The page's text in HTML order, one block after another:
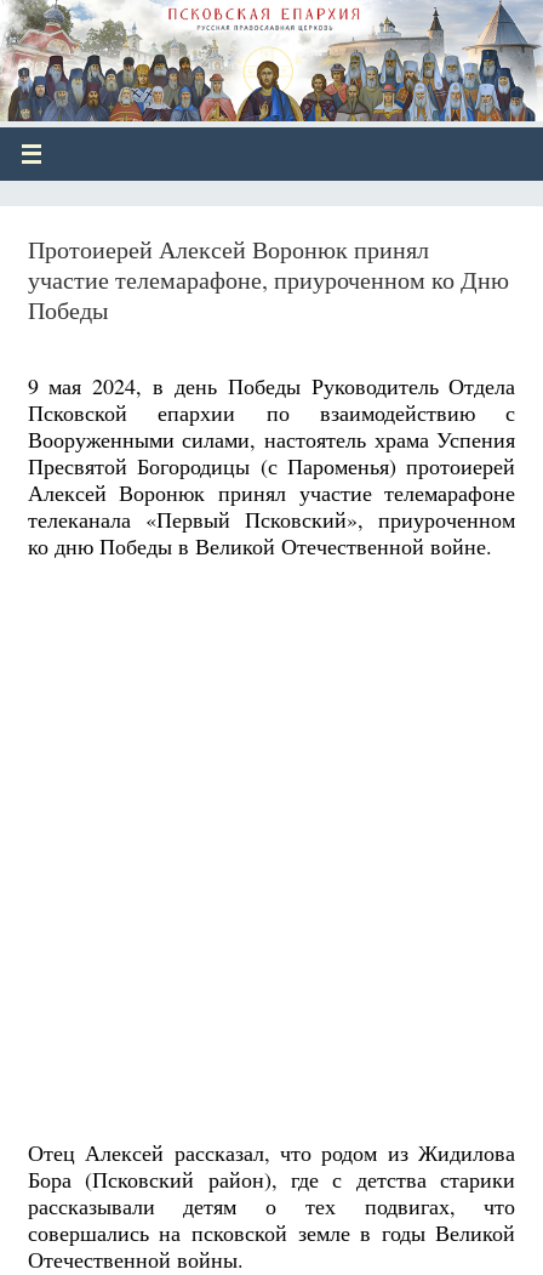
Протоиерей Алексей Воронюк принял
участие телемарафоне, приуроченном ко Дню
Победы
9 мая 2024, в день Победы Руководитель Отдела
Псковской епархии по взаимодействию с
Вооруженными силами, настоятель храма Успения
Пресвятой Богородицы (с Пароменья) протоиерей
Алексей Воронюк принял участие телемарафоне
телеканала «Первый Псковский», приуроченном
ко дню Победы в Великой Отечественной войне.
Отец Алексей рассказал, что родом из Жидилова
Бора (Псковский район), где с детства старики
рассказывали детям о тех подвигах, что
совершались на псковской земле в годы Великой
Отечественной войны.